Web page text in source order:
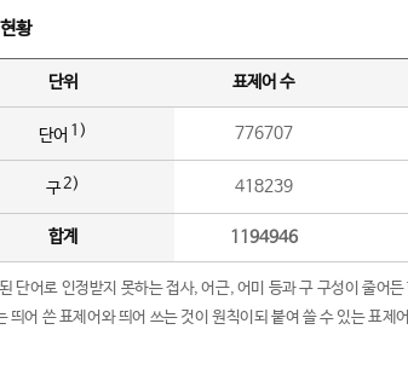
황
단위 표제어 수
단어 1) 776707
구2) 418239
합계 1194946
단어로 인정받지 못하는 접사, 어근, 어미 등과 구 구성이 줄어
띄어 쓴 표제어와 띄어 쓰는 것이 원칙이되 붙여 쓸 수 있는 표제